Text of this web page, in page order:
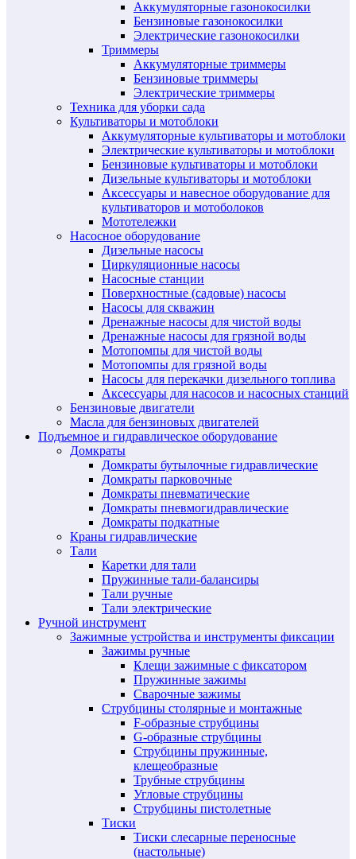
Аккумуляторные газонокосилки
Бензиновые газонокосилки
Электрические газонокосилки
Триммеры
Аккумуляторные триммеры
Бензиновые триммеры
Электрические триммеры
Техника для уборки сада
Культиваторы и мотоблоки
Аккумуляторные культиваторы и мотоблоки
Электрические культиваторы и мотоблоки
Бензиновые культиваторы и мотоблоки
Дизельные культиваторы и мотоблоки
Аксессуары и навесное оборудование для
культиваторов и мотоболоков
Мототележки
Насосное оборудование
Дизельные насосы
Циркуляционные насосы
Насосные станции
Поверхностные (садовые) насосы
Насосы для скважин
Дренажные насосы для чистой воды
Дренажные насосы для грязной воды
Мотопомпы для чистой воды
Мотопомпы для грязной воды
Насосы для перекачки дизельного топлива
Аксессуары для насосов и насосных станций
Бензиновые двигатели
Масла для бензиновых двигателей
Подъемное и гидравлическое оборудование
Домкраты
Домкраты бутылочные гидравлические
Домкраты парковочные
Домкраты пневматические
Домкраты пневмогидравлические
Домкраты подкатные
Краны гидравлические
Тали
Каретки для тали
Пружинные тали-балансиры
Тали ручные
Тали электрические
Ручной инструмент
Зажимные устройства и инструменты фиксации
Зажимы ручные
Клещи зажимные с фиксатором
Пружинные зажимы
Сварочные зажимы
Струбцины столярные и монтажные
F-образные струбцины
G-образные струбцины
Струбцины пружинные,
клещеобразные
Трубные струбцины
Угловые струбцины
Струбцины пистолетные
Тиски
Тиски слесарные переносные
(настольные)